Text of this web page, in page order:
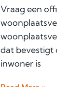
Vraag een
dat bevestigt
inwoner is